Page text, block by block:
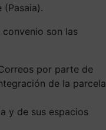
son las
por parte de
de la parcela
y de sus espacios